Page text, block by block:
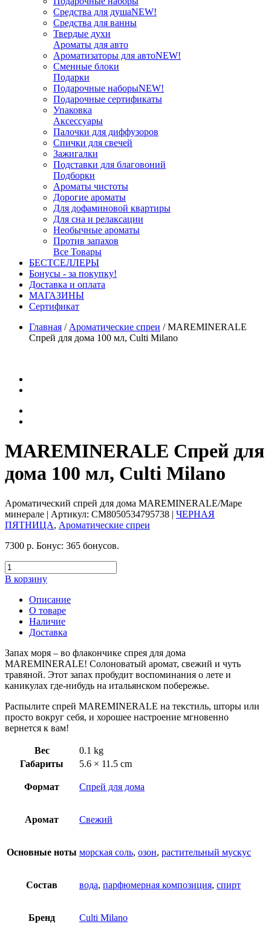
Средства для душаNEW!
Средства для ванны
Твердые духи
Ароматы для авто
Ароматизаторы для автоNEW!
Сменные блоки
Подарки
Подарочные наборыNEW!
Подарочные сертификаты
Упаковка
Аксессуары
Палочки для диффузоров
Спички для свечей
Зажигалки
Подставки для благовоний
Подборки
Ароматы чистоты
Дорогие ароматы
Для дофаминовой квартиры
Для сна и релаксации
Необычные ароматы
Против запахов
Все Товары
БЕСТСЕЛЛЕРЫ
Бонусы - за покупку!
Доставка и оплата
МАГАЗИНЫ
Cертификат
Главная / Ароматические спреи /MAREMINERALE
Спрей для дома 100 мл, Culti Milano
MAREMINERALE Спрей для
дома 100 мл, Culti Milano
Ароматический спрей для дома MAREMINERALE/Маре
минерале | Артикул: CM8050534795738 | ЧЕРНАЯ
ПЯТНИЦА, Ароматические спреи
7300 р. Бонус: 365 бонусов.
В корзину
Описание
О товаре
Наличие
Доставка
Запах моря – во флакончике спрея для дома
MAREMINERALE! Солоноватый аромат, свежий и чуть
травяной. Этот запах пробудит воспоминания о лете и
каникулах где-нибудь на итальянском побережье.
Распылите спрей MAREMINERALE на текстиль, шторы или
просто вокруг себя, и хорошее настроение мгновенно
вернется к вам!
Вес
0.1 kg
Габариты
5.6 × 11.5 cm
Формат Спрей для дома
Аромат Свежий
Основные ноты морская соль, озон, растительный мускус
Состав вода, парфюмерная композиция, спирт
Бренд Culti Milano